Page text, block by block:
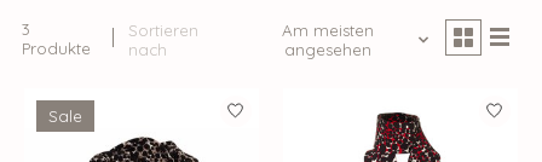
3
Produkte
Sortieren
nach
Am meisten
angesehen
Sale